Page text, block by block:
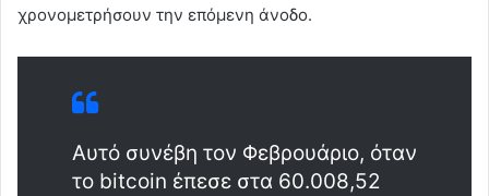
χρονομετρήσουν την επόμενη άνοδο.
Αυτό συνέβη τον Φεβρουάριο, όταν
το bitcoin έπεσε στα 60.008,52